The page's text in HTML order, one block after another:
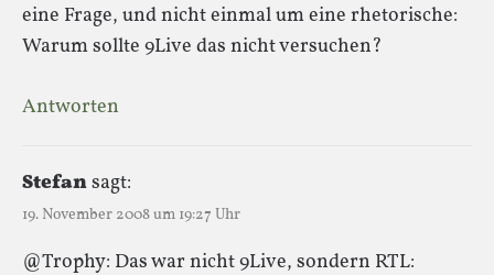
eine Frage, und nicht einmal um eine rhetorische:
Warum sollte 9Live das nicht versuchen?
Antworten
Stefansagt:
19. November 2008 um 19:27 Uhr
@Trophy: Das war nicht 9Live, sondern RTL: